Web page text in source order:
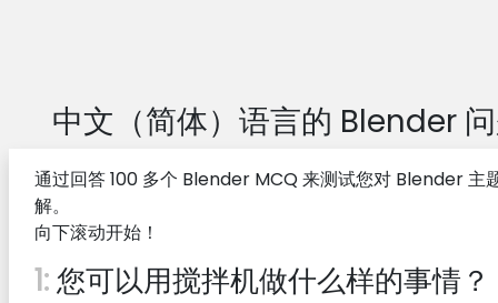
中文（简体）语言的 Blender
通过回答 100 多个 Blender MCQ 来测试您对 Blender 主
解。
向下滚动开始！
1:您可以用搅拌机做什么样的事情？